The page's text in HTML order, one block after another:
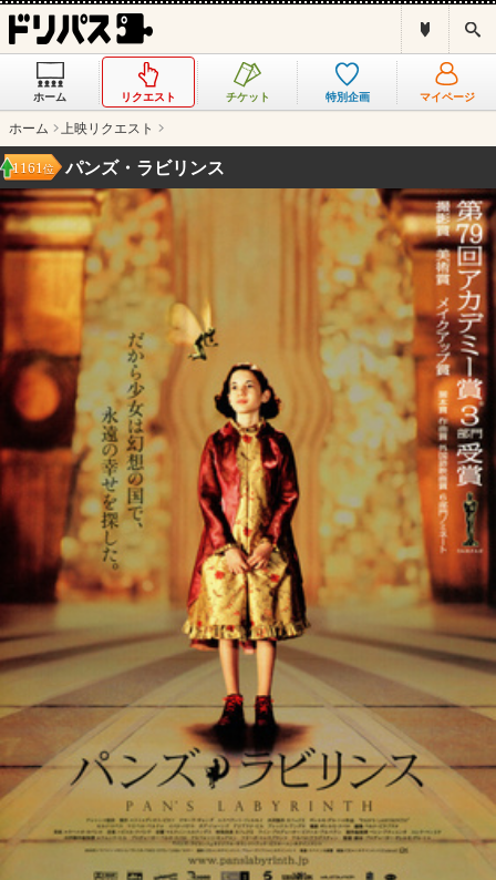
ス
ホーム リクエスト チケット 特別企画 マイページ
ホーム 上映リクエスト
パンズ・ラビリンス
1161位